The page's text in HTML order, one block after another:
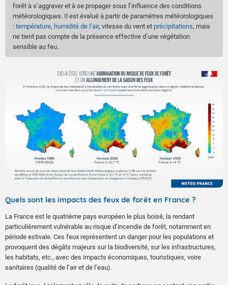
forêt à s’aggraver et à se propager sous l’influence des conditions
météorologiques. Il est évalué à partir de paramètres météorologiques
: température, humidité de l’air, vitesse du vent et précipitations, mais
ne tient pas compte de la présence effective d’une végétation
sensible au feu.
Quels sont les impacts des feux de forêt en France ?
La France est le quatrième pays européen le plus boisé, la rendant
particulièrement vulnérable au risque d’incendie de forêt, notamment en
période estivale. Ces feux représentent un danger pour les populations et
provoquent des dégâts majeurs sur la biodiversité, sur les infrastructures,
les habitats, etc., avec des impacts économiques, touristiques, voire
sanitaires (qualité de l’air et de l’eau).